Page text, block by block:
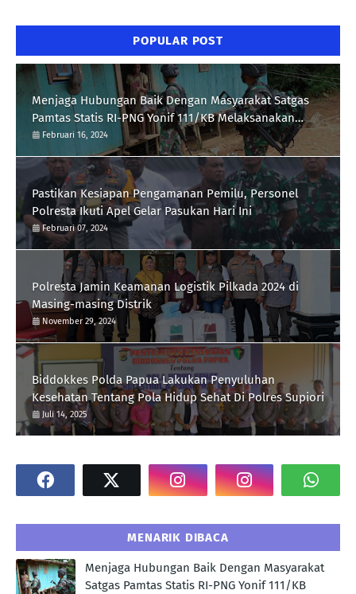
POPULAR POST
Menjaga Hubungan Baik Dengan Masyarakat Satgas
Pamtas Statis RI-PNG Yonif 111/KB Melaksanakan
Silaturrahmi
Februari 16, 2024
Pastikan Kesiapan Pengamanan Pemilu, Personel
Polresta Ikuti Apel Gelar Pasukan Hari Ini
Februari 07, 2024
Polresta Jamin Keamanan Logistik Pilkada 2024 di
Masing-masing Distrik
November 29, 2024
Biddokkes Polda Papua Lakukan Penyuluhan
Kesehatan Tentang Pola Hidup Sehat Di Polres Supiori
Juli 14, 2025
MENARIK DIBACA
Menjaga Hubungan Baik Dengan Masyarakat
Satgas Pamtas Statis RI-PNG Yonif 111/KB